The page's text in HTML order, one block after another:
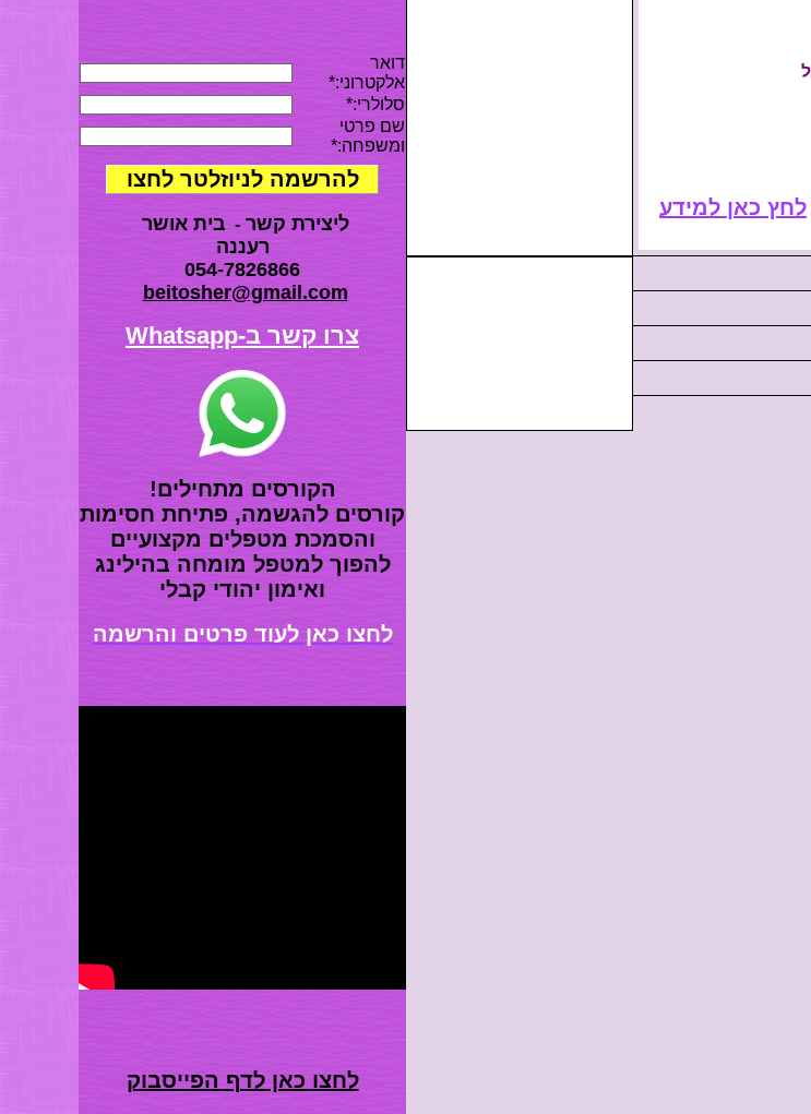
לחץ כאן למידע
ומלגות לימודים בבית אושר ובזום לפני
פתיחת הקורסים להגשמה והסמכת
מטפלים מקצועיים בהילינג ואימון יהודי
החלטנו לפתוח במבצע על מנת לעזור
לכולם להתמודד עם המצב כל
המבצעים לזמן מאתגר זה לחצו
קורס אינטרנטי- איך לקבל כסף על פי
הקבלה
קורס אינטרנטי -הצופן- הילינג שמע
ישראל
דואר
אלקטרוני:*
סלולרי:*
שם פרטי
ומשפחה:*
ליצירת קשר- בית אושר
רעננה
054-7826866
beitosher@gmail.com
צרו קשר ב-Whatsapp
הקורסים מתחילים!
קורסים להגשמה, פתיחת חסימות
והסמכת מטפלים מקצועיים
להפוך למטפל מומחה בהילינג
ואימון יהודי קבלי
לחצו כאן לעוד פרטים והרשמה
לחצו כאן לדף הפייסבוק